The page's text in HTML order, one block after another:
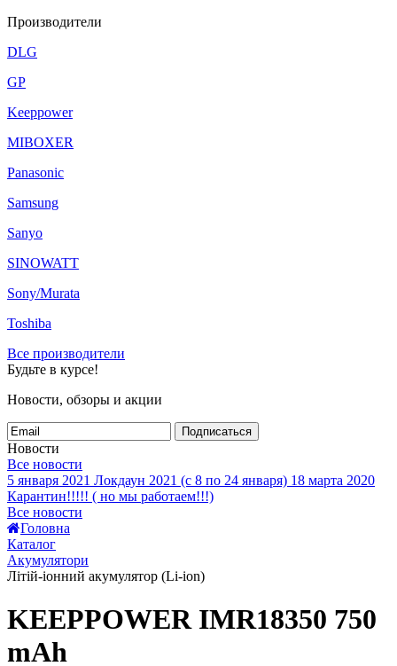
Производители
DLG
GP
Keeppower
MIBOXER
Panasonic
Samsung
Sanyo
SINOWATT
Sony/Murata
Toshiba
Все производители
Будьте в курсе!
Новости, обзоры и акции
Подписаться
Новости
Все новости
5 января 2021 Локдаун 2021 (с 8 по 24 января) 18 марта 2020
Карантин!!!!! ( но мы работаем!!!)
Все новости
Головна
Каталог
Акумулятори
Літій-іонний акумулятор (Li-ion)
KEEPPOWER IMR18350 750
mAh